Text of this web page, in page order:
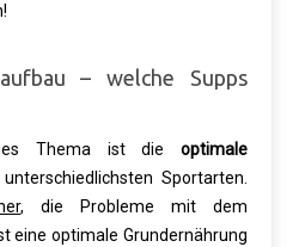
– welche Supps
Thema ist dieoptimale
Sportarten.
, die Probleme mit dem
eine optimale Grundernährung